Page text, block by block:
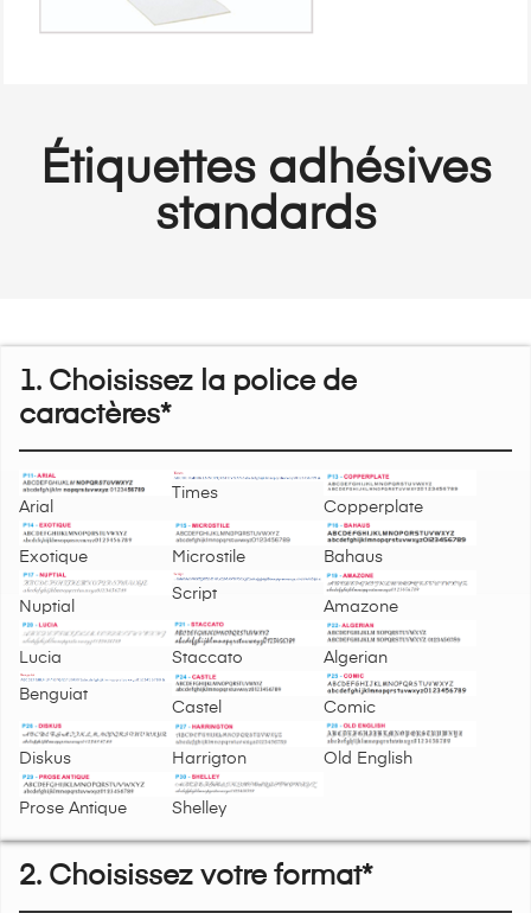
Étiquettes adhésives
standards
1. Choisissez la police de
caractères*
Arial
Times
Copperplate
Exotique Microstile Bahaus
Nuptial
Script
Amazone
Lucia Staccato Algerian
Benguiat
Castel Comic
Diskus Harrigton Old English
Prose Antique Shelley
2. Choisissez votre format*